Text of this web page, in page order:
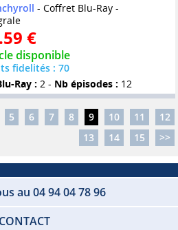
- Coffret Blu-Ray -
€
disponible
fidelités : 70
Ray : 2 - Nb épisodes : 12
5 6 7 8 9 10 11
12
13
14 15 >>
au 04 94 04 78 96
CONTACT